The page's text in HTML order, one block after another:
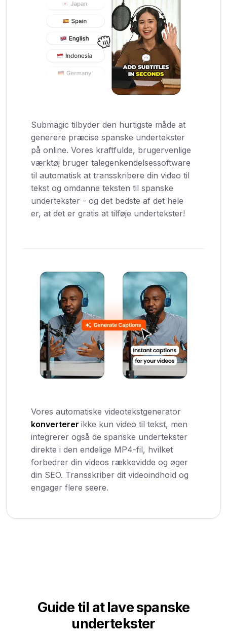
Submagic tilbyder den hurtigste måde at
generere præcise spanske undertekster
på online. Vores kraftfulde, brugervenlige
værktøj bruger talegenkendelsessoftware
til automatisk at transskribere din video til
tekst og omdanne teksten til spanske
undertekster - og det bedste af det hele
er, at det er gratis at tilføje undertekster!
Vores automatiske videotekstgenerator
konvertererikke kun video til tekst, men
integrerer også de spanske undertekster
direkte i den endelige MP4-fil, hvilket
forbedrer din videos rækkevidde og øger
din SEO. Transskriber dit videoindhold og
engager flere seere.
Guide til at lave spanske
undertekster